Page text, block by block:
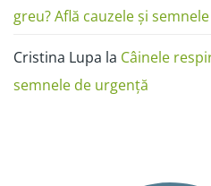
greu? Află cauzele și
Cristina Lupa la Câinele
semnele de urgență